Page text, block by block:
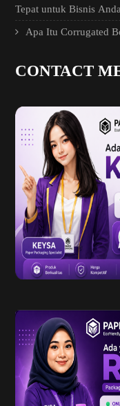
Tepat untuk Bisnis
Apa Itu Corrugated
CONTACT